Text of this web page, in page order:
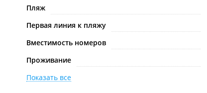
Пляж
Первая линия к пляжу
Вместимость номеров
Проживание
Показать все